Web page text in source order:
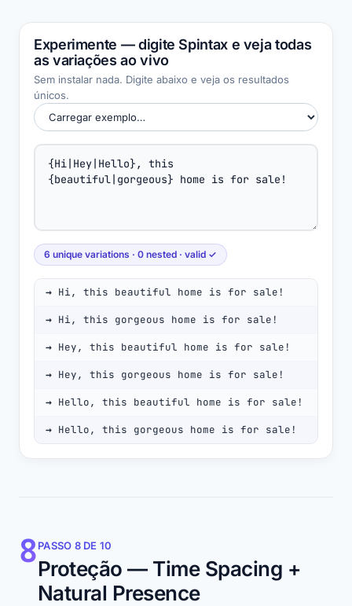
Experimente — digite Spintax e veja todas
as variações ao vivo
Sem instalar nada. Digite abaixo e veja os resultados
únicos.
6 unique variations · 0 nested · valid ✓
Hi, this beautiful home is for sale!
Hi, this gorgeous home is for sale!
Hey, this beautiful home is for sale!
Hey, this gorgeous home is for sale!
Hello, this beautiful home is for sale!
Hello, this gorgeous home is for sale!
8PASSO 8 DE 10
Proteção — Time Spacing +
Natural Presence